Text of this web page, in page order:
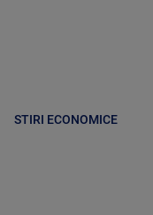
STIRI ECONOMICE